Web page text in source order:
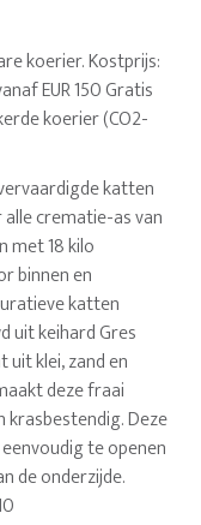
koerier. Kostprijs:
EUR 150 Gratis
koerier (CO2-
katten
alle crematie-as van
met 18 kilo
binnen en
katten
uit keihard Gres
klei, zand en
deze fraai
Deze
te openen
de onderzijde.